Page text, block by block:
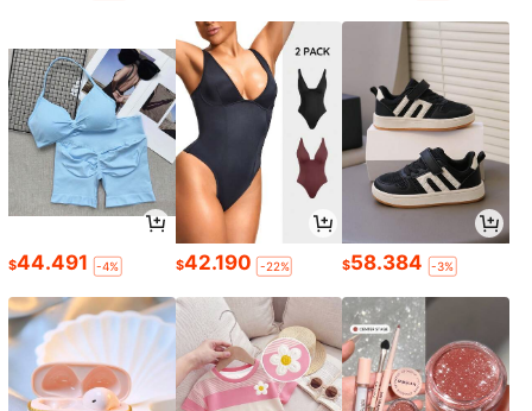
$44.491 -4% $42.190 -22% $58.384 -3%